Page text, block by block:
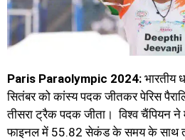
Paris Paraolympic 2024: भारतीय
सितंबर को कांस्य पदक जीतकर पेरिस
तीसरा ट्रैक पदक जीता। विश्व चैंपियन
फाइनल में 55.82 सेकंड के समय के साथ